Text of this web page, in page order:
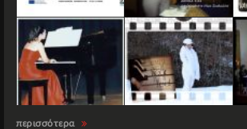
περισσότερα